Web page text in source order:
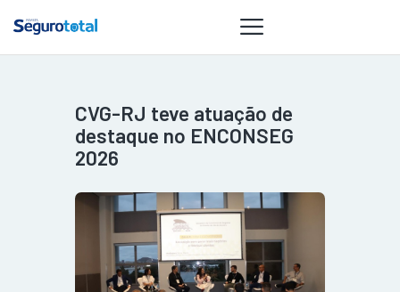
NOTÍCIAS
REVISTA
GAIVOTA DE
OURO
ST SUMMIT
MULHERES
CVG-RJ teve atuação de
destaque no ENCONSEG
2026